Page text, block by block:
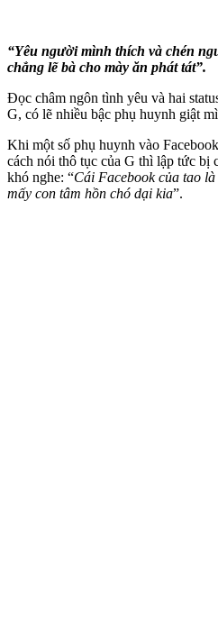
“Yêu người mình thích và chén
chẳng lẽ bà cho mày ăn phát tát”.
Đọc châm ngôn tình yêu và hai
G, có lẽ nhiều bậc phụ huynh giật
Khi một số phụ huynh vào
cách nói thô tục của G thì lập tức bị
khó nghe: “Cái Facebook của tao
mấy con tâm hồn chó dại kia”.